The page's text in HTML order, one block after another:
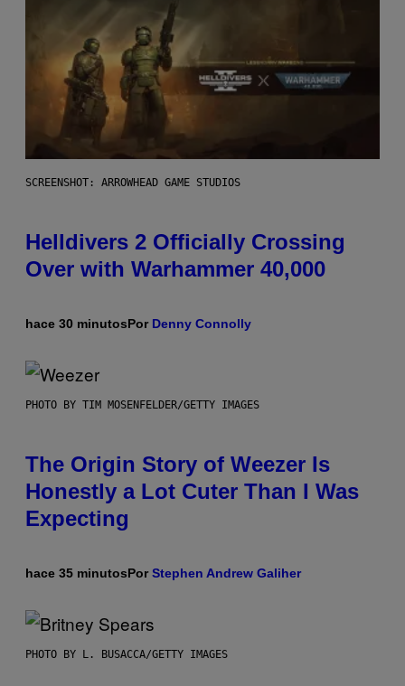
SCREENSHOT: ARROWHEAD GAME STUDIOS
Helldivers 2 Officially Crossing
Over with Warhammer 40,000
hace 30 minutosPor Denny Connolly
PHOTO BY TIM MOSENFELDER/GETTY IMAGES
The Origin Story of Weezer Is
Honestly a Lot Cuter Than I Was
Expecting
hace 35 minutosPorStephen Andrew Galiher
PHOTO BY L. BUSACCA/GETTY IMAGES